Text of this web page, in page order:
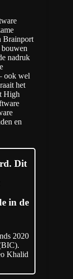
Brainport
nadruk
ook wel
het
High
en
Dit
in de
2020
Khalid